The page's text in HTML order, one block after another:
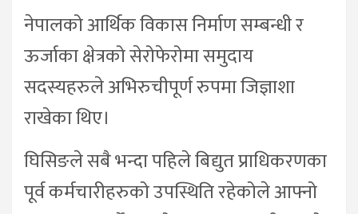
नेपालको आर्थिक विकास निर्माण सम्बन्धी र
ऊर्जाका क्षेत्रको सेरोफेरोमा समुदाय
सदस्यहरुले अभिरुचीपूर्ण रुपमा जिज्ञाशा
राखेका थिए।
घिसिङले सबै भन्दा पहिले बिद्युत प्राधिकरणका
पूर्व कर्मचारीहरुको उपस्थिति रहेकोले आफ्नो